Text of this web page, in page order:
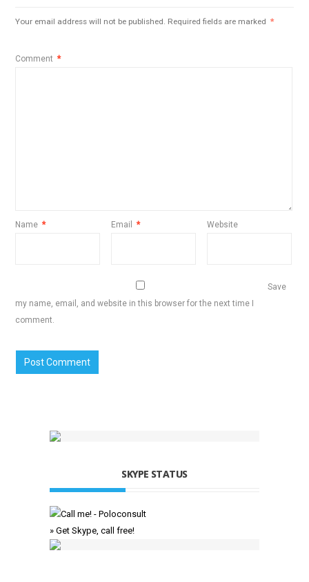
Your email address will not be published. Required fields are marked *
Comment *
Name * Email * Website
Save
my name, email, and website in this browser for the next time I
comment.
SKYPE STATUS
» Get Skype, call free!